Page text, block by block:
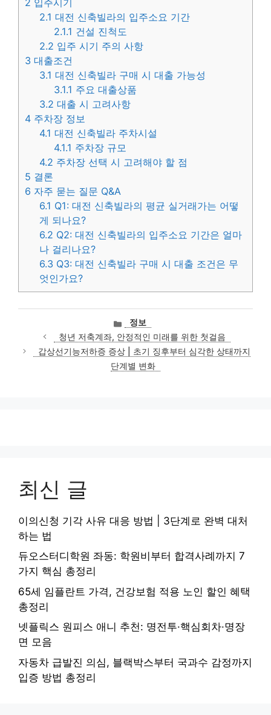
2.1 대전 신축빌라의 입주소요 기간
2.1.1 건설 진척도
2.2 입주 시기 주의 사항
3 대출조건
3.1 대전 신축빌라 구매 시 대출 가능성
3.1.1 주요 대출상품
3.2 대출 시 고려사항
4 주차장 정보
4.1 대전 신축빌라 주차시설
4.1.1 주차장 규모
4.2 주차장 선택 시 고려해야 할 점
5 결론
6 자주 묻는 질문 Q&A
6.1 Q1: 대전 신축빌라의 평균 실거래가는 어떻
게 되나요?
6.2 Q2: 대전 신축빌라의 입주소요 기간은 얼마
나 걸리나요?
6.3 Q3: 대전 신축빌라 구매 시 대출 조건은 무
엇인가요?
카
테
고
리
정보
청년 저축계좌, 안정적인 미래를 위한 첫걸음
갑상선기능저하증 증상 | 초기 징후부터 심각한 상태까지
단계별 변화
최신 글
이의신청 기각 사유 대응 방법 | 3단계로 완벽 대처
하는 법
듀오스터디학원 좌동: 학원비부터 합격사례까지 7
가지 핵심 총정리
65세 임플란트 가격, 건강보험 적용 노인 할인 혜택
총정리
넷플릭스 원피스 애니 추천: 명전투·핵심회차·명장
면 모음
자동차 급발진 의심, 블랙박스부터 국과수 감정까지
입증 방법 총정리